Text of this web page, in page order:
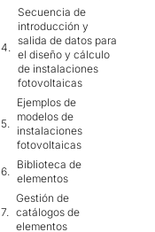
Secuencia de
introducción y
salida de datos para
el diseño y cálculo
de instalaciones
fotovoltaicas
Ejemplos de
modelos de
instalaciones
fotovoltaicas
Biblioteca de
elementos
Gestión de
catálogos de
elementos